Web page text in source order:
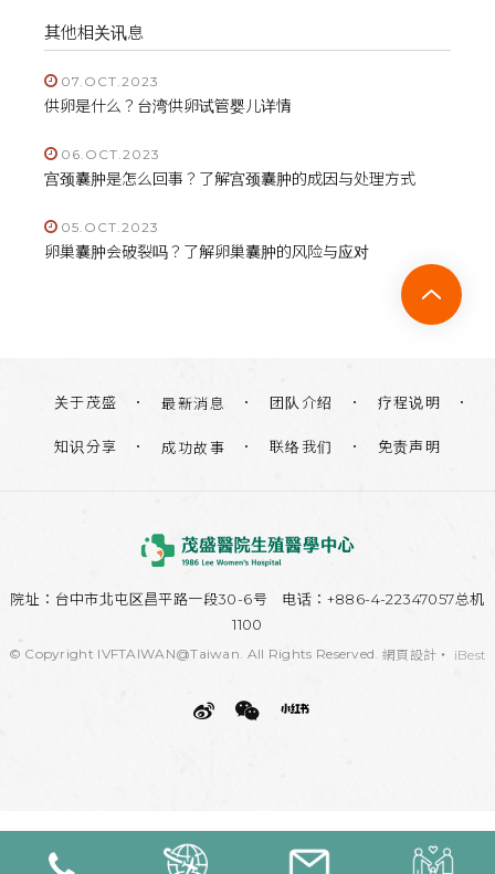
其他相关讯息
07.OCT.2023
供卵是什么？台湾供卵试管婴儿详情
06.OCT.2023
宫颈囊肿是怎么回事？了解宫颈囊肿的成因与处理方式
05.OCT.2023
卵巢囊肿会破裂吗？了解卵巢囊肿的风险与应对
关于茂盛 最新消息 团队介绍 疗程说明
知识分享 成功故事 联络我们 免责声明
院址： 台中市北屯区昌平路一段30-6号 电话：+886-4-22347057总机
1100
© Copyright IVFTAIWAN@Taiwan. All Rights Reserved. 網頁設計 ‧ iBest